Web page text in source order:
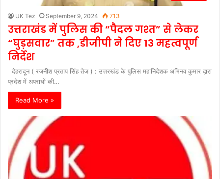
UK Tez September 9, 2024 713
उत्तराखंड में पुलिस की “पैदल गश्त” से लेकर
“घुड़सवार” तक ,डीजीपी ने दिए 13 महत्वपूर्ण
निर्देश
देहरादून ( रजनीश प्रताप सिंह तेज ) : उत्तरखंड के पुलिस महानिदेशक अभिनव कुमार द्वारा
प्रदेश में अपराधों की…
Read More »